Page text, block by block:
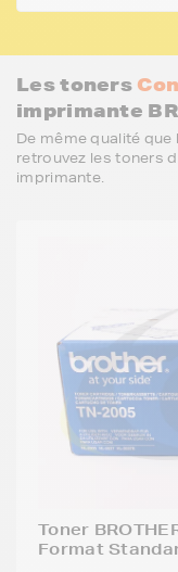
Les toners
imprimante
De même qualité que
retrouvez les toners
imprimante.
Toner
Format